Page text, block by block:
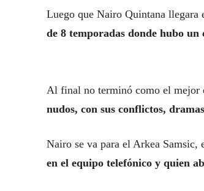
Luego que Nairo Quintana
de 8 temporadas donde hubo
Al final no terminó como el mejor
nudos, con sus conflictos,
Nairo se va para el Arkea Samsic,
en el equipo telefónico y quien